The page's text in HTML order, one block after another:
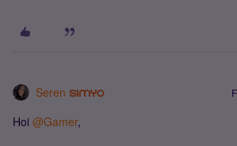
Seren
Hoi @Gamer,